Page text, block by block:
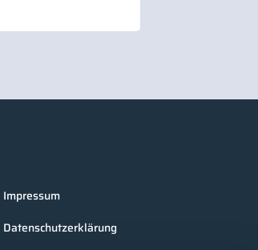
Impressum
Datenschutzerklärung